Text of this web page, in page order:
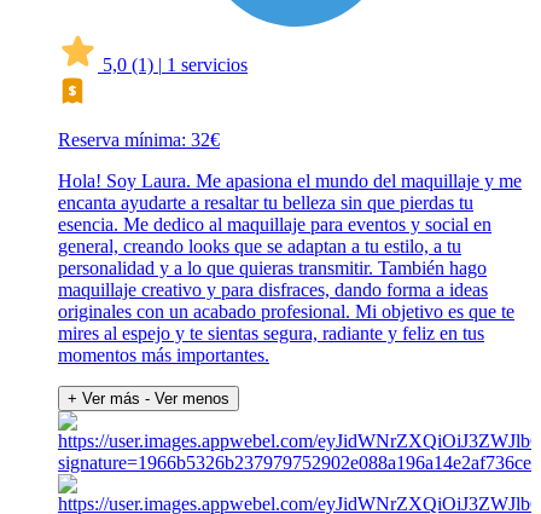
5,0 (1) | 1 servicios
Reserva mínima: 32€
Hola! Soy Laura. Me apasiona el mundo del maquillaje y me
encanta ayudarte a resaltar tu belleza sin que pierdas tu
esencia. Me dedico al maquillaje para eventos y social en
general, creando looks que se adaptan a tu estilo, a tu
personalidad y a lo que quieras transmitir. También hago
maquillaje creativo y para disfraces, dando forma a ideas
originales con un acabado profesional. Mi objetivo es que te
mires al espejo y te sientas segura, radiante y feliz en tus
momentos más importantes.
+ Ver más - Ver menos